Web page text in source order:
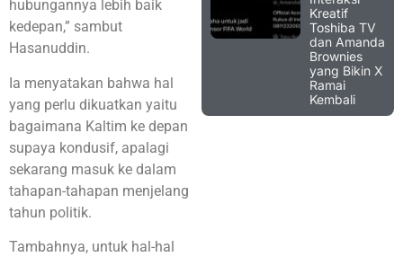
hubungannya lebih baik
kedepan,” sambut
Hasanuddin.
Ia menyatakan bahwa hal
yang perlu dikuatkan yaitu
bagaimana Kaltim ke depan
supaya kondusif, apalagi
sekarang masuk ke dalam
tahapan-tahapan menjelang
tahun politik.
Tambahnya, untuk hal-hal
Kreatif
Toshiba TV
dan Amanda
Brownies
yang Bikin X
Ramai
Kembali